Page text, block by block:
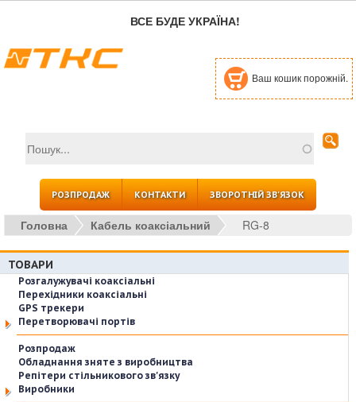
ВСЕ БУДЕ УКРАЇНА!
Ваш кошик порожній.
Пошукова форма
РОЗПРОДАЖ КОНТАКТИ ЗВОРОТНІЙ ЗВ'ЯЗОК
Головна Кабель коаксіальний RG-8
ТОВАРИ
Розгалужувачі коаксіальні
Перехідники коаксіальні
GPS трекери
Перетворювачі портів
Розпродаж
Обладнання зняте з виробництва
Репітери стільникового зв'язку
Виробники